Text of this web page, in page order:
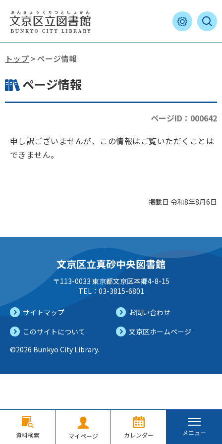
トップ > ページ情報
ページ情報
ページID：000642
申し訳ございませんが、この情報はご覧いただくことは
できません。
掲載日 令和8年8月6日
文京区立真砂中央図書館
〒113-0033 東京都文京区本郷4-8-15
TEL：03-3815-6801
サイトマップ
お問い合わせ
このサイトについて
文京区ホームページ
©2026 Bunkyo City Library.
資料検索 マイページ カレンダー メニュー